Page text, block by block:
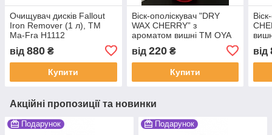
Очищувач дисків Fallout
Iron Remover (1 л), ТМ
Ma-Fra H1112
від 880 ₴
Купити
Віск-ополіскувач "DRY
WAX CHERRY” з
ароматом вишні TM OYA
від 220₴
Купити
від
Акційні пропозиції та новинки
Подарунок Подарунок